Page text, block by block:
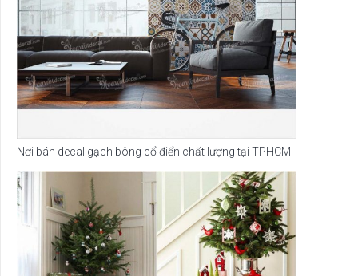
Nơi bán decal gạch bông cổ điển chất lượng tại TPHCM